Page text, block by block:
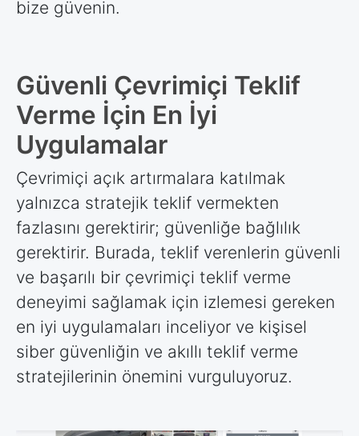
bize güvenin.
Güvenli Çevrimiçi Teklif
Verme İçin En İyi
Uygulamalar
Çevrimiçi açık artırmalara katılmak
yalnızca stratejik teklif vermekten
fazlasını gerektirir; güvenliğe bağlılık
gerektirir. Burada, teklif verenlerin güvenli
ve başarılı bir çevrimiçi teklif verme
deneyimi sağlamak için izlemesi gereken
en iyi uygulamaları inceliyor ve kişisel
siber güvenliğin ve akıllı teklif verme
stratejilerinin önemini vurguluyoruz.